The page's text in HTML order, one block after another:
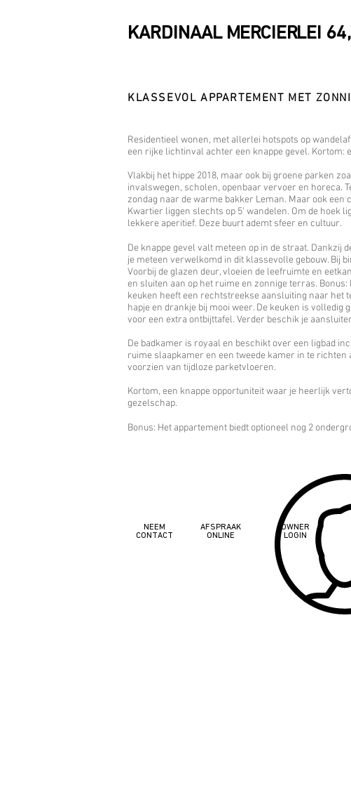
KARDINAAL MERCIERLEI
Residentieel wonen, met allerlei hotspots op
een rijke lichtinval achter een knappe gevel. Kortom:
Vlakbij het hippe 2018, maar ook bij groene parken
invalswegen, scholen, openbaar vervoer en horeca.
zondag naar de warme bakker Leman. Maar ook
Kwartier liggen slechts op 5' wandelen. Om de hoek
lekkere aperitief. Deze buurt ademt sfeer en cultuur.
De knappe gevel valt meteen op in de straat.
je meteen verwelkomd in dit klassevolle gebouw. Bij
Voorbij de glazen deur, vloeien de leefruimte en
en sluiten aan op het ruime en zonnige terras.
keuken heeft een rechtstreekse aansluiting naar het
hapje en drankje bij mooi weer. De keuken is
voor een extra ontbijttafel. Verder beschik je
De badkamer is royaal en beschikt over een ligbad
ruime slaapkamer en een tweede kamer in te
voorzien van tijdloze parketvloeren.
Kortom, een knappe opportuniteit waar je heerlijk
gezelschap.
Bonus: Het appartement biedt optioneel nog 2
KLASSEVOL APPARTEMENT MET
NEEM
CONTACT
AFSPRAAK
ONLINE
OWNER
LOGIN